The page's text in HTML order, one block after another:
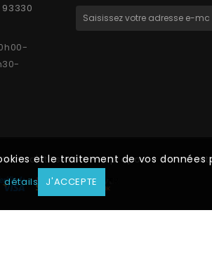
d'utilisation A propos
et le traitement de vos données
détails J'ACCEPTE